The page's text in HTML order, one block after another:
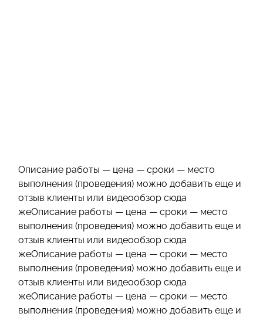
Описание работы — цена — сроки — место
выполнения (проведения) можно добавить еще и
отзыв клиенты или видеообзор сюда
жеОписание работы — цена — сроки — место
выполнения (проведения) можно добавить еще и
отзыв клиенты или видеообзор сюда
жеОписание работы — цена — сроки — место
выполнения (проведения) можно добавить еще и
отзыв клиенты или видеообзор сюда
жеОписание работы — цена — сроки — место
выполнения (проведения) можно добавить еще и